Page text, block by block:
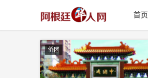
首页
侨团